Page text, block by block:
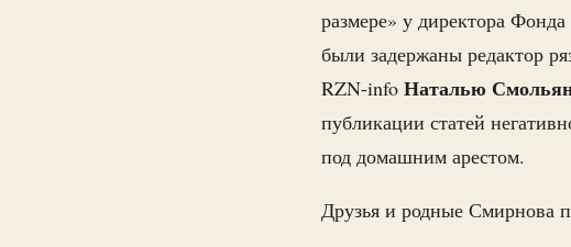
размере» у директора
были задержаны редактор
RZN-info Наталью
публикации статей
под домашним арестом.
Друзья и родные Смирнова